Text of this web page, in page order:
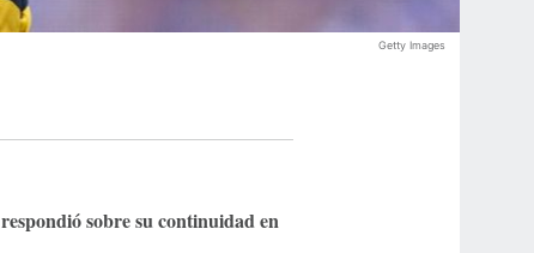
Getty Images
respondió sobre su continuidad en